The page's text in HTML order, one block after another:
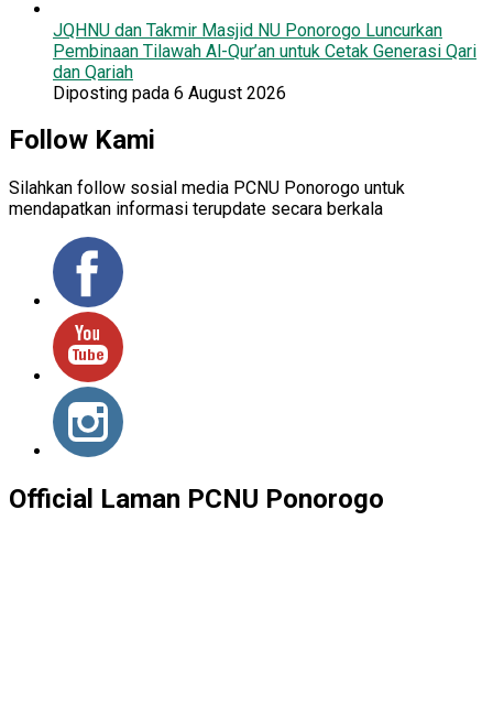
JQHNU dan Takmir Masjid NU Ponorogo Luncurkan
Pembinaan Tilawah Al-Qur’an untuk Cetak Generasi Qari
dan Qariah
Diposting pada 6 August 2026
Follow Kami
Silahkan follow sosial media PCNU Ponorogo untuk
mendapatkan informasi terupdate secara berkala
Official Laman PCNU Ponorogo